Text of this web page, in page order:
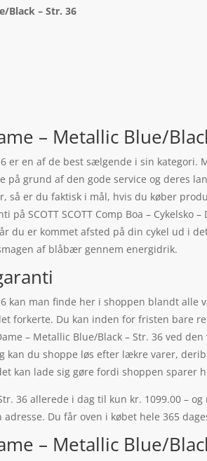
Black – Str. 36
– Metallic Blue/
er en af de best sælgende i sin
grund af den gode service og deres
er du faktisk i mål, hvis du køber
SCOTT SCOTT Comp Boa – Cykelsko
du er kommet afsted på din cykel ud i
af blåbær gennem energidrik.
kan man finde her i shoppen blandt
forkerte. Du kan inden for fristen bare
– Metallic Blue/Black – Str. 36 ved
du shoppe løs efter lækre varer,
kan lade sig gøre fordi shoppen sparer
36 allerede i dag til kun kr. 1099.00 –
Du får oven i købet hele 365
– Metallic Blue/